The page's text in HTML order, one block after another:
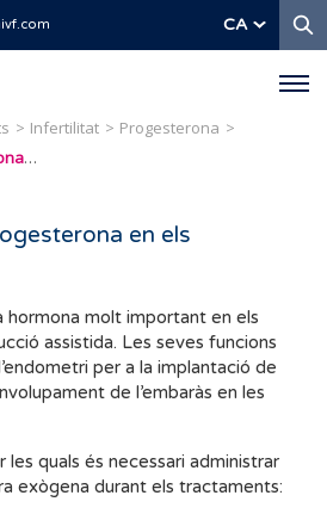
CA
Infertilitat
Progesterona
Cal administrar progesterona en els tractaments?
en els
hormona molt important en els
assistida. Les seves funcions
per a la implantació de
de l’embaràs en les
les quals és necessari administrar
exògena durant els tractaments: